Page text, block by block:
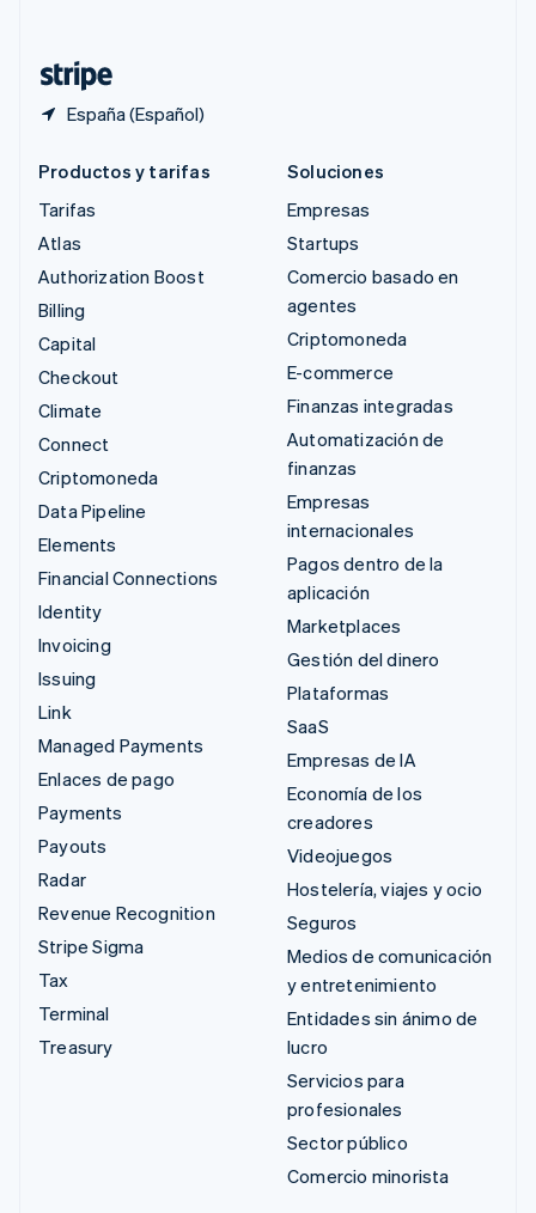
España (Español)
Productos y tarifas
Tarifas
Atlas
Authorization Boost
Billing
Capital
Checkout
Climate
Connect
Criptomoneda
Data Pipeline
Elements
Financial Connections
Identity
Invoicing
Issuing
Link
Managed Payments
Enlaces de pago
Payments
Payouts
Radar
Revenue Recognition
Stripe Sigma
Tax
Terminal
Treasury
Soluciones
Empresas
Startups
Comercio basado en
agentes
Criptomoneda
E-commerce
Finanzas integradas
Automatización de
finanzas
Empresas
internacionales
Pagos dentro de la
aplicación
Marketplaces
Gestión del dinero
Plataformas
SaaS
Empresas de IA
Economía de los
creadores
Videojuegos
Hostelería, viajes y ocio
Seguros
Medios de comunicación
y entretenimiento
Entidades sin ánimo de
lucro
Servicios para
profesionales
Sector público
Comercio minorista